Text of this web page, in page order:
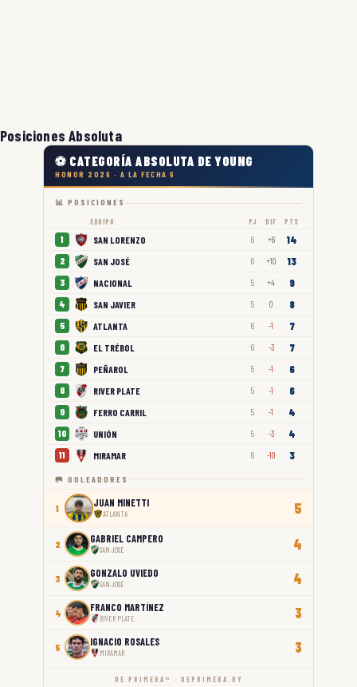
Posiciones Absoluta
⚽ CATEGORÍA ABSOLUTA DE YOUNG
HONOR 2026 · A LA FECHA 6
📊 POSICIONES
EQUIPO PJ DIF PTS
1 SAN LORENZO 6 +6 14
2 SAN JOSÉ 6 +10 13
3 NACIONAL 5 +4 9
4 SAN JAVIER 5 0 8
5 ATLANTA 6 -1 7
6 EL TRÉBOL 6 -3 7
7 PEÑAROL 5 -1 6
8 RIVER PLATE 5 -1 6
9 FERRO CARRIL 5 -1 4
10 UNIÓN 5 -3 4
11 MIRAMAR 6 -10 3
🥅 GOLEADORES
1 JUAN MINETTI
ATLANTA 5
2 GABRIEL CAMPERO
SAN JOSÉ 4
3 GONZALO UVIEDO
SAN JOSÉ 4
4 FRANCO MARTÍNEZ
RIVER PLATE 3
5 IGNACIO ROSALES
MIRAMAR 3
DE PRIMERA™ · DEPRIMERA.UY